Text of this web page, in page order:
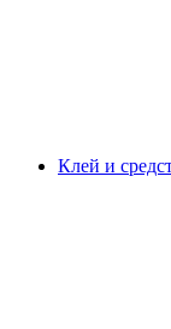
Клей и